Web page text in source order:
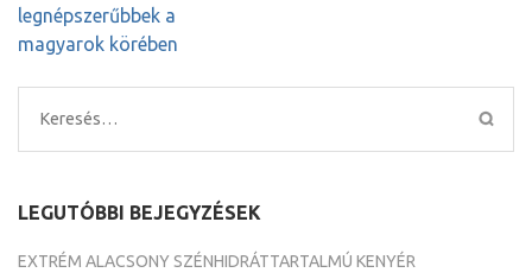
legnépszerűbbek a
magyarok körében
Keresés:
LEGUTÓBBI BEJEGYZÉSEK
EXTRÉM ALACSONY SZÉNHIDRÁTTARTALMÚ KENYÉR